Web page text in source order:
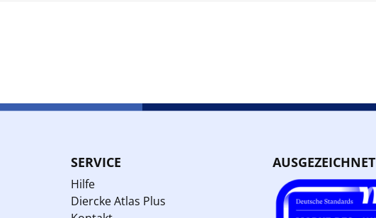
SERVICE
Hilfe
Diercke Atlas Plus
AUSGEZEICHNET